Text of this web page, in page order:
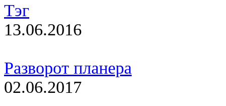
Тэг
13.06.2016
Разворот планера
02.06.2017